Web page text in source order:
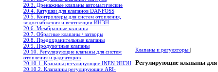
20.3. Дренажные клапаны автоматические
20.4. Катушки для клапанов DANFOSS
20.5. Контроллеры для систем отопления,
водоснабжения и вентиляции ИНЭН
20.6. Мембранные клапаны
20.7. Обратные клапаны / затворы
20.8. Предохранительные клапаны
20.9. Продувочные клапаны
20.10. Регулирующие клапаны для систем
отопления и радиаторов
20.10.1. Клапаны регулирующие INEN ИНЭН
20.10.2. Клапапны регулирующие ARI-
Клапаны и регуляторы |
Регулирующие клапаны для